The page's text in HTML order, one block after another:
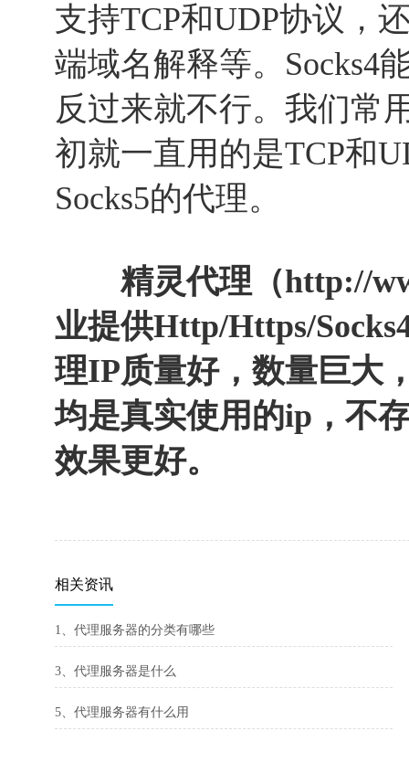
支持TCP和UDP协议，
端域名解释等。Socks4
反过来就不行。我们常
初就一直用的是TCP和
Socks5的代理。
精灵代理（http://
业提供Http/Https/
理IP质量好，数量巨大
均是真实使用的ip，不
效果更好。
相关资讯
1、代理服务器的分类有哪些
3、代理服务器是什么
5、代理服务器有什么用